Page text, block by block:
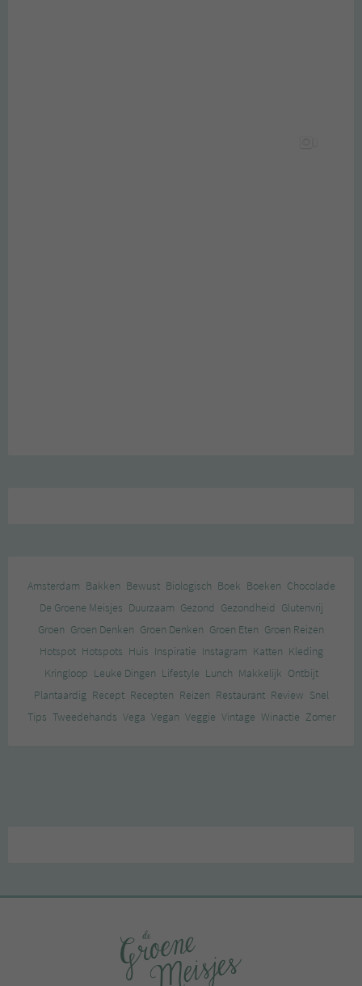
Amsterdam Bakken Bewust Biologisch Boek Boeken Chocolade
De Groene Meisjes Duurzaam Gezond Gezondheid Glutenvrij
Groen Groen Denken Groen Denken Groen Eten Groen Reizen
Hotspot Hotspots Huis Inspiratie Instagram Katten Kleding
Kringloop Leuke Dingen Lifestyle Lunch Makkelijk Ontbijt
Plantaardig Recept Recepten Reizen Restaurant Review Snel
Tips Tweedehands Vega Vegan Veggie Vintage Winactie Zomer